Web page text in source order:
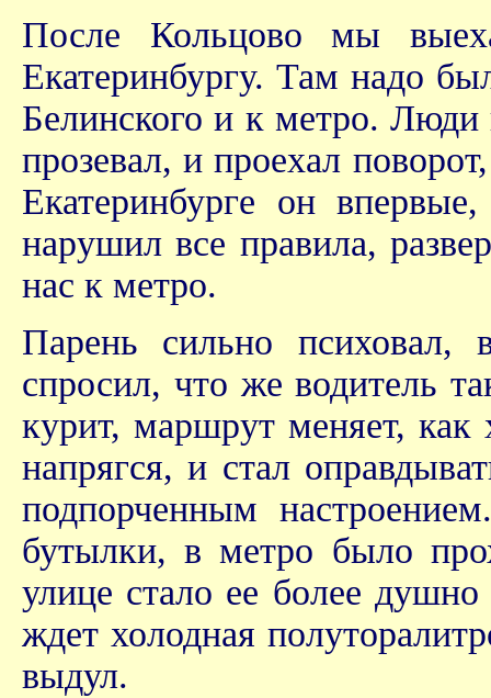
После Кольцово мы
Екатеринбургу. Там надо
Белинского и к метро. Люди
прозевал, и проехал
Екатеринбурге он
нарушил все правила,
нас к метро.
Парень сильно психовал,
спросил, что же водитель
курит, маршрут меняет,
напрягся, и стал
подпорченным
бутылки, в метро было
улице стало ее более
ждет холодная
выдул.